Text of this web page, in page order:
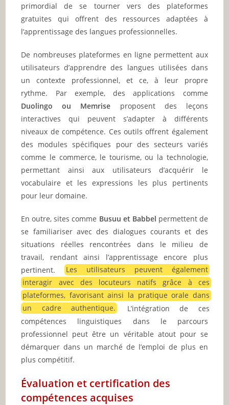
primordial de se tourner vers des plateformes
gratuites qui offrent des ressources adaptées à
l’apprentissage des langues professionnelles.
De nombreuses plateformes en ligne permettent aux
utilisateurs d’apprendre des langues utilisées dans
un contexte professionnel, et ce, à leur propre
rythme. Par exemple, des applications comme
Duolingo ou Memrise proposent des leçons
interactives qui peuvent s’adapter à différents
niveaux de compétence. Ces outils offrent également
des modules spécifiques pour des secteurs variés
comme le commerce, le tourisme, ou la technologie,
permettant ainsi aux utilisateurs d’acquérir le
vocabulaire et les expressions les plus pertinents
pour leur domaine.
En outre, sites comme Busuu et Babbel permettent de
se familiariser avec des dialogues courants et des
situations réelles rencontrées dans le milieu de
travail, rendant ainsi l’apprentissage encore plus
pertinent. Les utilisateurs peuvent également
interagir avec des locuteurs natifs grâce à ces
plateformes, favorisant ainsi la pratique orale dans
un cadre authentique.
L’intégration de ces
compétences linguistiques dans le parcours
professionnel peut être un véritable atout pour se
démarquer dans un marché de l’emploi de plus en
plus compétitif.
Évaluation et certification des
compétences acquises